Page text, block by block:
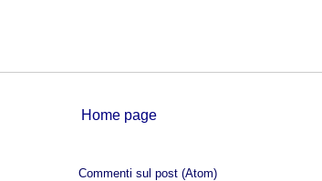
Home page
Commenti sul post (Atom)